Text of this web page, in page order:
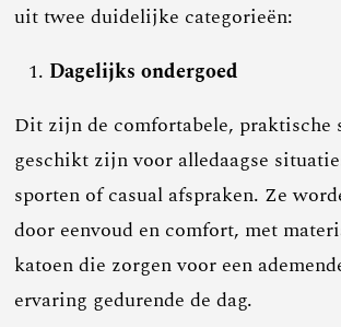
uit twee duidelijke categorieën:
Dagelijks ondergoed
Dit zijn de comfortabele, praktische
geschikt zijn voor alledaagse
sporten of casual afspraken. Ze
door eenvoud en comfort, met
katoen die zorgen voor een
ervaring gedurende de dag.